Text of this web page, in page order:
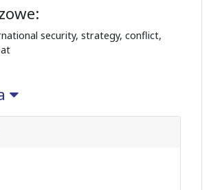
security, strategy, conflict,